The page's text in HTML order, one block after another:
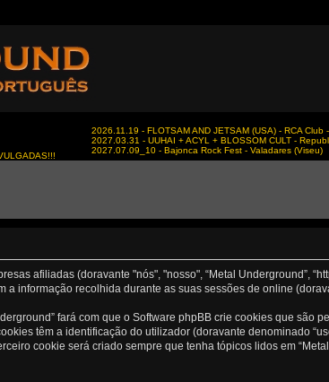
2026.11.19 - FLOTSAM AND JETSAM (USA) - RCA Club
2027.03.31 - UUHAI + ACYL + BLOSSOM CULT -
2027.07.09_10 - Bajonca Rock Fest - Valadares (Viseu)
afiliadas (doravante "nós", "nosso", “Metal Underground”,
a informação recolhida durante as suas sessões de online
fará com que o Software phpBB crie cookies que são
têm a identificação do utilizador (doravante denominado
cookie será criado sempre que tenha tópicos lidos em